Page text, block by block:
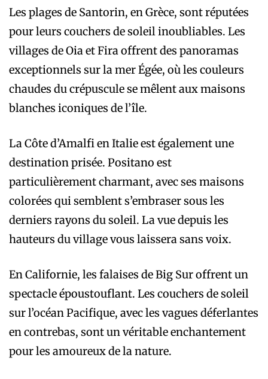
Les plages de Santorin, en Grèce, sont réputées
pour leurs couchers de soleil inoubliables. Les
villages de Oia et Fira offrent des panoramas
exceptionnels sur la mer Égée, où les couleurs
chaudes du crépuscule se mêlent aux maisons
blanches iconiques de l’île.
La Côte d’Amalfi en Italie est également une
destination prisée. Positano est
particulièrement charmant, avec ses maisons
colorées qui semblent s’embraser sous les
derniers rayons du soleil. La vue depuis les
hauteurs du village vous laissera sans voix.
En Californie, les falaises de Big Sur offrent un
spectacle époustouflant. Les couchers de soleil
sur l’océan Pacifique, avec les vagues déferlantes
en contrebas, sont un véritable enchantement
pour les amoureux de la nature.